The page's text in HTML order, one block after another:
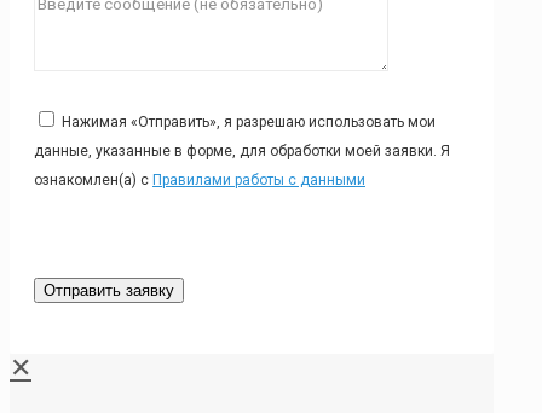
Нажимая «Отправить», я разрешаю использовать мои
данные, указанные в форме, для обработки моей заявки. Я
ознакомлен(а) с Правилами работы с данными
✕